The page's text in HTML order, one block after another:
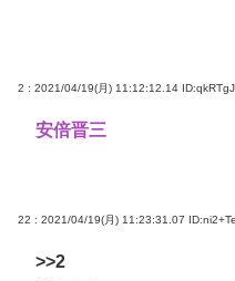
2 : 2021/04/19(月) 11:12:12.14
安倍晋三
22 : 2021/04/19(月) 11:23:31.07
>>2